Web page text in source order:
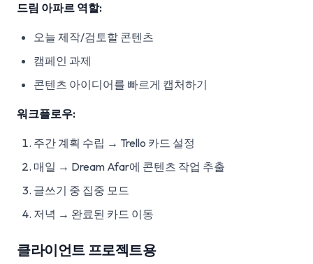
드림 아파르 역할:
오늘 제작/검토할 콘텐츠
캠페인 과제
콘텐츠 아이디어를 빠르게 캡처하기
워크플로우:
주간 계획 수립 → Trello 카드 설정
매일 → Dream Afar에 콘텐츠 작업 추출
글쓰기 중 집중 모드
저녁 → 완료된 카드 이동
클라이언트 프로젝트용